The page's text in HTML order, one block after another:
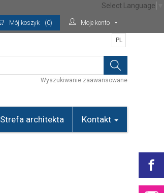
Mój koszyk (0) Moje konto
Wyszukiwanie zaawansowane
PL
Strefa architekta Kontakt
Select Language